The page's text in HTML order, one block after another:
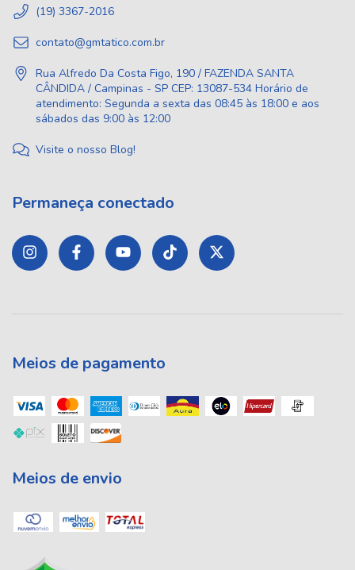
(19) 3367-2016
contato@gmtatico.com.br
Rua Alfredo Da Costa Figo, 190 / FAZENDA SANTA
CÂNDIDA / Campinas - SP CEP: 13087-534 Horário de
atendimento: Segunda a sexta das 08:45 às 18:00 e aos
sábados das 9:00 às 12:00
Visite o nosso Blog!
Permaneça conectado
Meios de pagamento
Meios de envio